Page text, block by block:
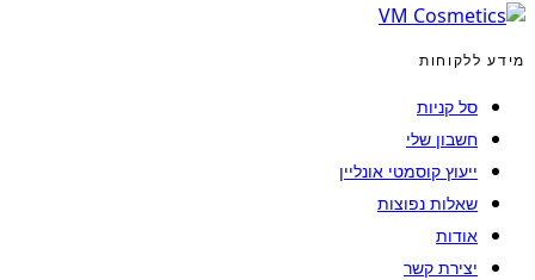
מידע ללקוחות
סל קניות
חשבון שלי
ייעוץ קוסמטי אונליין
שאלות נפוצות
אודות
יצירת קשר